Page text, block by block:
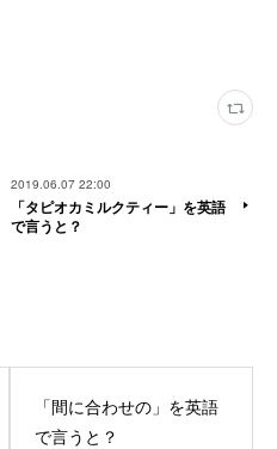
2019.06.07 22:00
「タピオカミルクティー」を英語
で言うと？
「間に合わせの」を英語
で言うと？